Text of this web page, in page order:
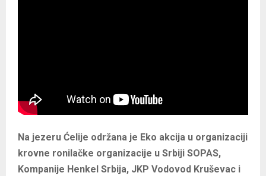
Na jezeru Ćelije održana je Eko akcija u organizaciji
krovne ronilačke organizacije u Srbiji SOPAS,
Kompanije Henkel Srbija, JKP Vodovod Kruševac i